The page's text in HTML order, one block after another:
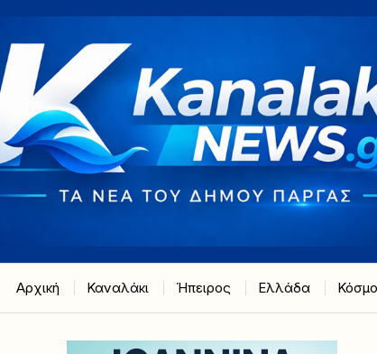
Αρχική Καναλάκι Ήπειρος Ελλάδα